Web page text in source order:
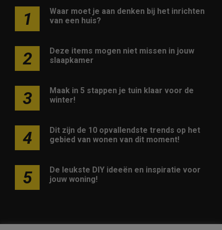
1
Waar moet je aan denken bij het inrichten
van een huis?
2
Deze items mogen niet missen in jouw
slaapkamer
3
Maak in 5 stappen je tuin klaar voor de
winter!
4
Dit zijn de 10 opvallendste trends op het
gebied van wonen van dit moment!
5
De leukste DIY ideeën en inspiratie voor
jouw woning!